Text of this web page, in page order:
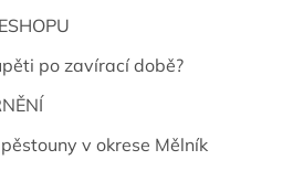
po zavírací době?
v okrese Mělník